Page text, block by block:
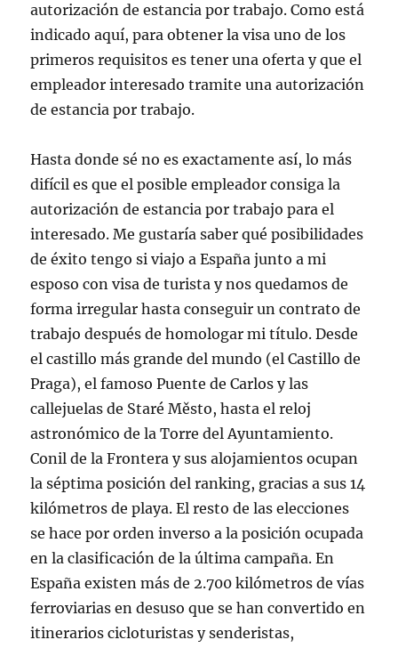
autorización de estancia por trabajo. Como está
indicado aquí, para obtener la visa uno de los
primeros requisitos es tener una oferta y que el
empleador interesado tramite una autorización
de estancia por trabajo.
Hasta donde sé no es exactamente así, lo más
difícil es que el posible empleador consiga la
autorización de estancia por trabajo para el
interesado. Me gustaría saber qué posibilidades
de éxito tengo si viajo a España junto a mi
esposo con visa de turista y nos quedamos de
forma irregular hasta conseguir un contrato de
trabajo después de homologar mi título. Desde
el castillo más grande del mundo (el Castillo de
Praga), el famoso Puente de Carlos y las
callejuelas de Staré Město, hasta el reloj
astronómico de la Torre del Ayuntamiento.
Conil de la Frontera y sus alojamientos ocupan
la séptima posición del ranking, gracias a sus 14
kilómetros de playa. El resto de las elecciones
se hace por orden inverso a la posición ocupada
en la clasificación de la última campaña. En
España existen más de 2.700 kilómetros de vías
ferroviarias en desuso que se han convertido en
itinerarios cicloturistas y senderistas,